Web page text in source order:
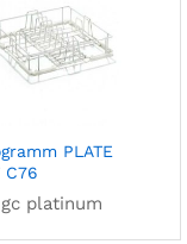
PLATE
C76
gc platinum